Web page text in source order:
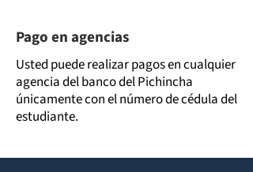
Pago en agencias
Usted puede realizar pagos en cualquier
agencia del banco del Pichincha
únicamente con el número de cédula del
estudiante.